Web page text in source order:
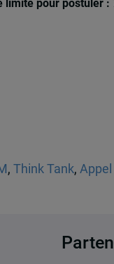
limite pour postuler :
, Think Tank,